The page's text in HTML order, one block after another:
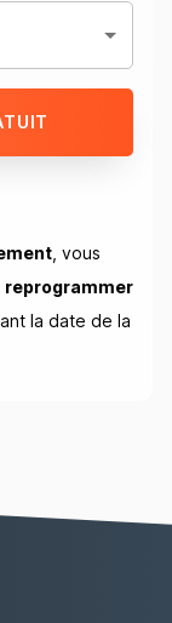
, vous
reprogrammer
la date de la